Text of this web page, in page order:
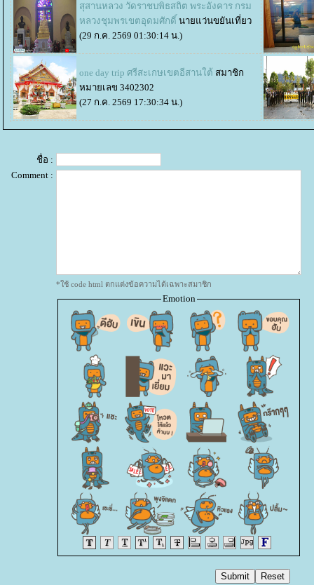
สุสานหลวง วัดราชบพิธสถิต พระอังคาร กรม
หลวงชุมพรเขตอุดมศักดิ์ นายแว่นขยันเที่ยว
(29 ก.ค. 2569 01:30:14 น.)
one day trip ศรีสะเกษเขตอีสานใต้ สมาชิก
หมายเลข 3402302
(27 ก.ค. 2569 17:30:34 น.)
ชื่อ :
Comment :
*ใช้ code html ตกแต่งข้อความได้เฉพาะสมาชิก
Emotion